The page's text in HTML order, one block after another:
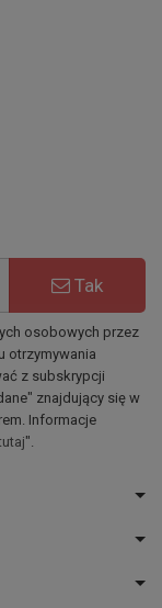
Tak
osobowych przez
otrzymywania
z subskrypcji
znajdujący się w
Informacje
".